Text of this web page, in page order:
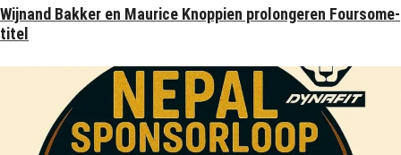
Wijnand Bakker en Maurice Knoppien prolongeren Foursome-
titel